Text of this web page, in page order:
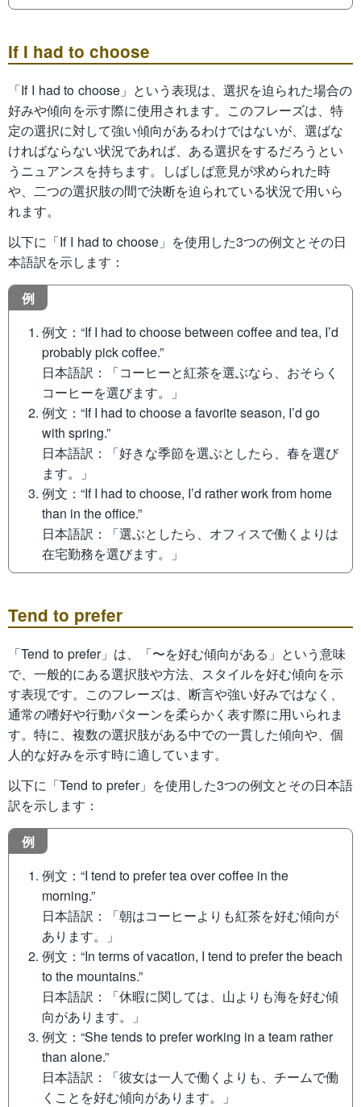
If I had to choose
「If I had to choose」という表現は、選択を迫られた場合の
好みや傾向を示す際に使用されます。このフレーズは、特
定の選択に対して強い傾向があるわけではないが、選ばな
ければならない状況であれば、ある選択をするだろうとい
うニュアンスを持ちます。しばしば意見が求められた時
や、二つの選択肢の間で決断を迫られている状況で用いら
れます。
以下に「If I had to choose」を使用した3つの例文とその日
本語訳を示します：
例
例文：“If I had to choose between coffee and tea, I’d
probably pick coffee.”
日本語訳：「コーヒーと紅茶を選ぶなら、おそらく
コーヒーを選びます。」
例文：“If I had to choose a favorite season, I’d go
with spring.”
日本語訳：「好きな季節を選ぶとしたら、春を選び
ます。」
例文：“If I had to choose, I’d rather work from home
than in the office.”
日本語訳：「選ぶとしたら、オフィスで働くよりは
在宅勤務を選びます。」
Tend to prefer
「Tend to prefer」は、「〜を好む傾向がある」という意味
で、一般的にある選択肢や方法、スタイルを好む傾向を示
す表現です。このフレーズは、断言や強い好みではなく、
通常の嗜好や行動パターンを柔らかく表す際に用いられま
す。特に、複数の選択肢がある中での一貫した傾向や、個
人的な好みを示す時に適しています。
以下に「Tend to prefer」を使用した3つの例文とその日本語
訳を示します：
例
例文：“I tend to prefer tea over coffee in the
morning.”
日本語訳：「朝はコーヒーよりも紅茶を好む傾向が
あります。」
例文：“In terms of vacation, I tend to prefer the beach
to the mountains.”
日本語訳：「休暇に関しては、山よりも海を好む傾
向があります。」
例文：“She tends to prefer working in a team rather
than alone.”
日本語訳：「彼女は一人で働くよりも、チームで働
くことを好む傾向があります。」